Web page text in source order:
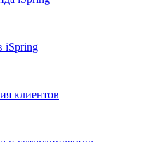
iSpring
клиентов